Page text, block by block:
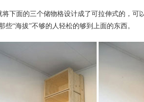
下面的三个储物格设计成了可拉伸式的，可
些“海拔”不够的人轻松的够到上面的东西。